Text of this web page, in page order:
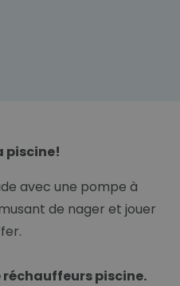
piscine!
avec une pompe à
de nager et jouer
piscine.